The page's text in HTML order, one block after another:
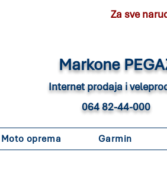
Za sve
Markone
Internet prodaja i
064 82-44-000
Moto oprema Garmin